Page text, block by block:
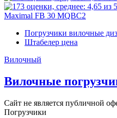
Maximal FB 30 MQBC2
Погрузчики вилочные
Штабелер цена
Вилочный
Вилочные
Сайт не является публичной
Погрузчики